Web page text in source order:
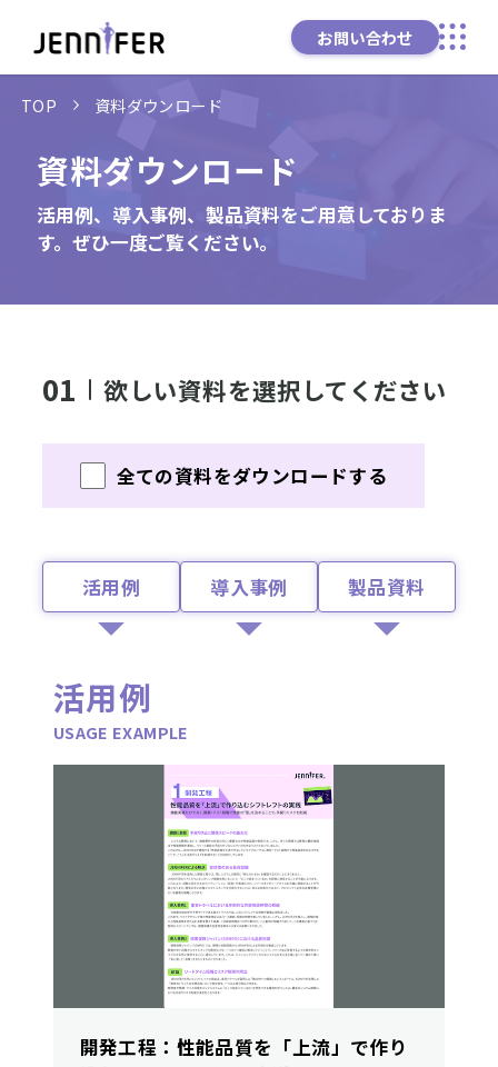
お問い合わせ
TOP 資料ダウンロード
資料ダウンロード
活用例、導入事例、製品資料をご用意しておりま
す。ぜひ一度ご覧ください。
01 欲しい資料を選択してください
全ての資料をダウンロードする
活用例 導入事例 製品資料
活用例
USAGE EXAMPLE
開発工程：性能品質を「上流」で作り